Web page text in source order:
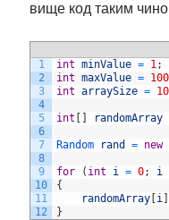
вище код таким
1
2
3
4
5
6
7
8
9
10
11
12
int minValue = 1;
int maxValue = 100
int arraySize = 10
int randomArray
Random rand = new
for ( int i = 0; i
{
randomArray i
}